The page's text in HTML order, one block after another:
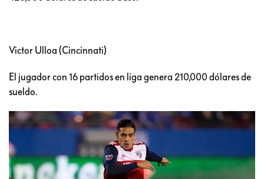
Victor Ulloa (Cincinnati)
El jugador con 16 partidos en liga genera 210,000 dólares de
sueldo.